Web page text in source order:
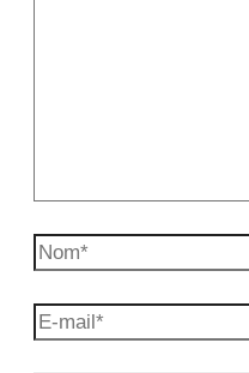
Nom*
E-
mail*